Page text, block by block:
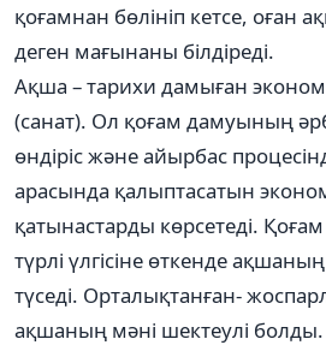
қоғамнан бөлініп кетсе, оған
деген мағынаны білдіреді.
Ақша – тарихи дамыған
(санат). Ол қоғам дамуының
өндіріс және айырбас
арасында қалыптасатын
қатынастарды көрсетеді.
түрлі үлгісіне өткенде
түседі. Орталықтанған-
ақшаның мәні шектеулі болды.